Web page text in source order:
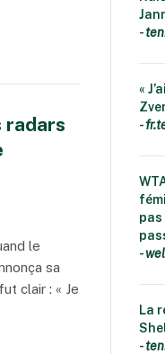
radars
le
sa
clair : « Je
-
«
-
pas
-
La
-